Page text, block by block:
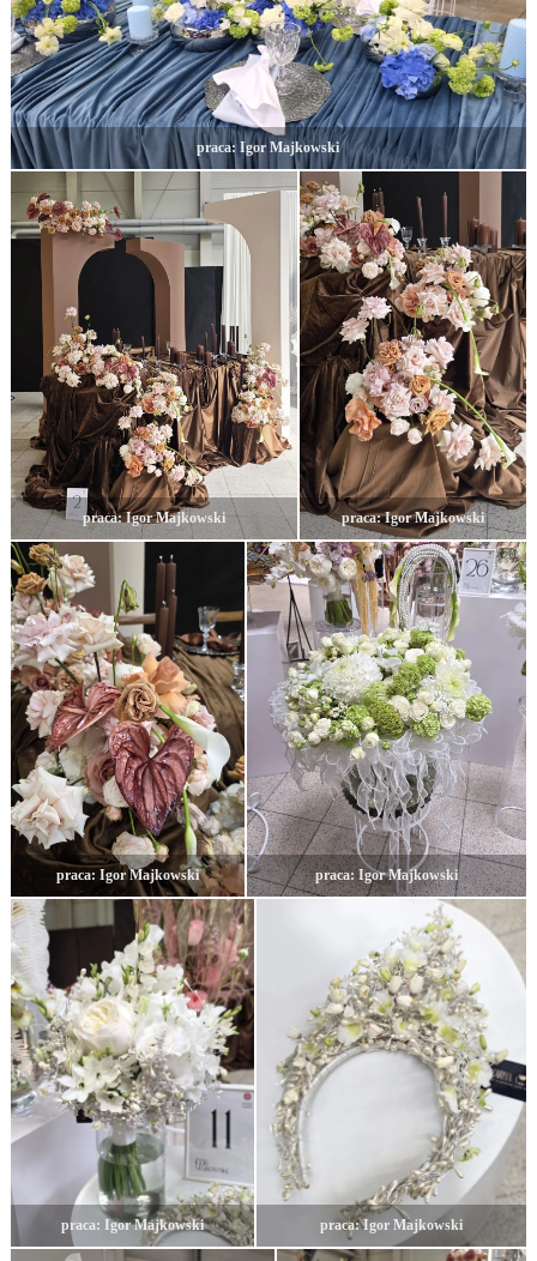
praca: Igor Majkowski
praca: Igor Majkowski praca: Igor Majkowski
praca: Igor Majkowski praca: Igor Majkowski
praca: Igor Majkowski praca: Igor Majkowski